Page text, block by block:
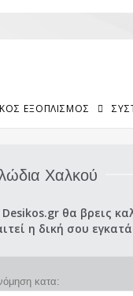
ΕΞΟΠΛΙΣΜΌΣ
Χαλκού
Desikos.gr θα βρεις
η δική σου
κατα: